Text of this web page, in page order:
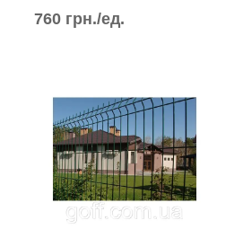
760 грн./ед.